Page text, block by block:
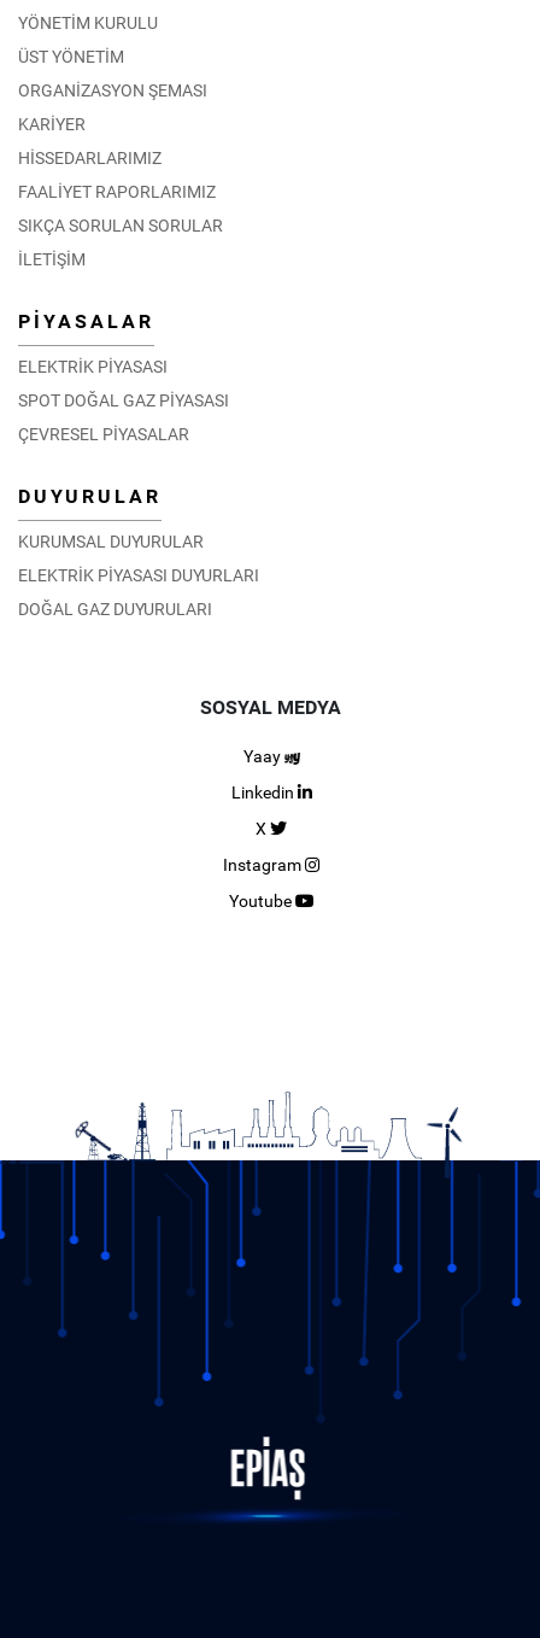
YÖNETİM KURULU
ÜST YÖNETİM
ORGANİZASYON ŞEMASI
KARİYER
HİSSEDARLARIMIZ
FAALİYET RAPORLARIMIZ
SIKÇA SORULAN SORULAR
İLETİŞİM
PİYASALAR
ELEKTRİK PİYASASI
SPOT DOĞAL GAZ PİYASASI
ÇEVRESEL PİYASALAR
DUYURULAR
KURUMSAL DUYURULAR
ELEKTRİK PİYASASI DUYURLARI
DOĞAL GAZ DUYURULARI
SOSYAL MEDYA
Yaay
Linkedin
X
Instagram
Youtube